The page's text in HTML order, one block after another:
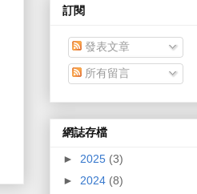
訂閱
發表文章
所有留言
網誌存檔
► 2025 (3)
► 2024 (8)